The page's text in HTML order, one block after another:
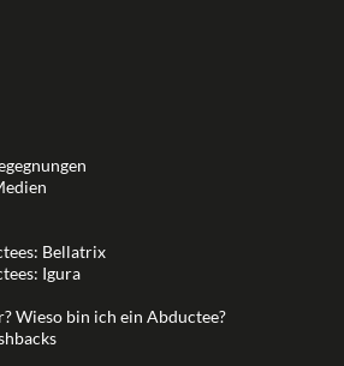
Bellatrix
Igura
Wieso bin ich ein Abductee?